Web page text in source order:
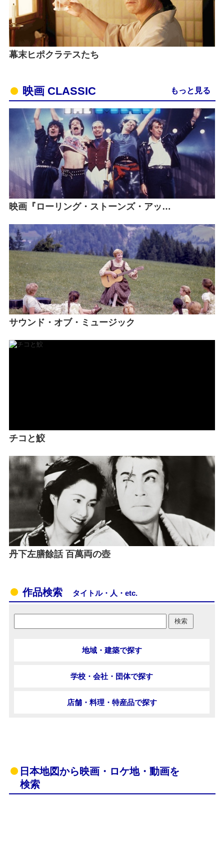
幕末ヒポクラテスたち
映画 CLASSIC もっと見る
映画『ローリング・ストーンズ・アッ…
サウンド・オブ・ミュージック
チコと鮫
丹下左膳餘話 百萬両の壺
作品検索 タイトル・人・etc.
地域・建築で探す
学校・会社・団体で探す
店舗・料理・特産品で探す
日本地図から映画・ロケ地・動画を
検索